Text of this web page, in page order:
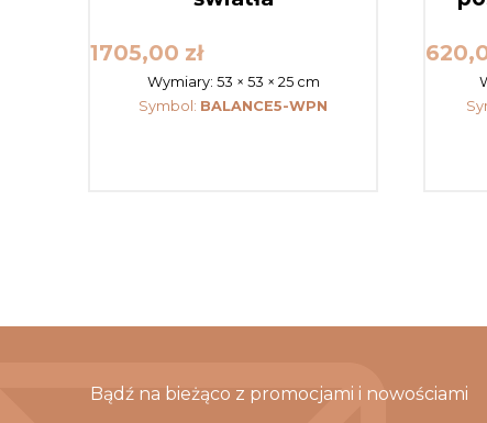
1705,00 zł
Wymiary: 53 × 53 × 25 cm
Symbol: BALANCE5-WPN
Bądź na bieżąco z promocjami i nowościami